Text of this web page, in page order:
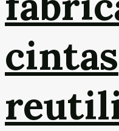
cintas